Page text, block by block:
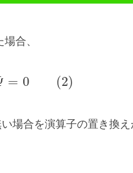
合、
= 0 (2)
場合を演算子の置き換